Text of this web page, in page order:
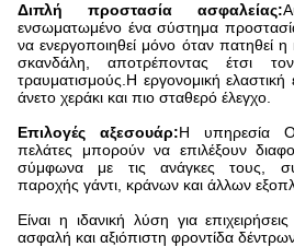
Διπλή προστασία ασφαλείας:
ενσωματωμένο ένα σύστημα
να ενεργοποιηθεί μόνο όταν πατηθεί η
σκανδάλη, αποτρέποντας έτσι
τραυματισμούς.Η εργονομική
άνετο χεράκι και πιο σταθερό έλεγχο.
Επιλογές αξεσουάρ:Η υπηρεσία
πελάτες μπορούν να επιλέξουν
σύμφωνα με τις ανάγκες τους,
παροχής γάντι, κράνων και άλλων
Είναι η ιδανική λύση για
ασφαλή και αξιόπιστη φροντίδα